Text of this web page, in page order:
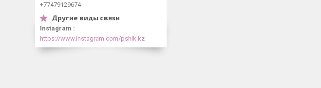
+77479129674
Instagram
https://www.instagram.com/pshik.kz